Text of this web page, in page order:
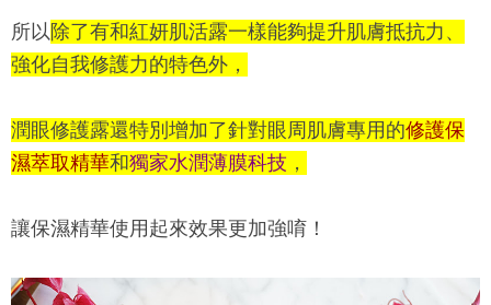
所以除了有和紅妍肌活露一樣能夠提升肌膚抵抗力、
強化自我修護力的特色外，
潤眼修護露還特別增加了針對眼周肌膚專用的修護保
濕萃取精華和獨家水潤薄膜科技 ，
讓保濕精華使用起來效果更加強唷！